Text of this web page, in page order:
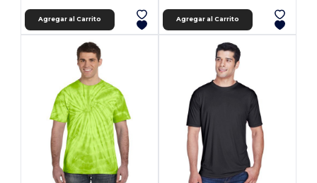
Agregar al Carrito Agregar al Carrito